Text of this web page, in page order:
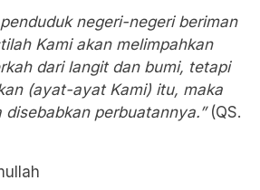
negeri-negeri beriman
Kami akan melimpahkan
dari langit dan bumi, tetapi
(ayat-ayat Kami) itu, maka
disebabkan perbuatannya.”(QS.